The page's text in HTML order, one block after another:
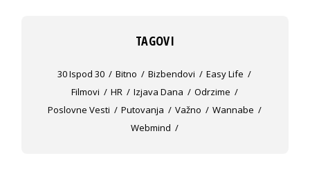
TAGOVI
30 Ispod 30 Bitno Bizbendovi
Easy Life
Filmovi
HR Izjava Dana
Odrzime
Poslovne Vesti
Putovanja Važno
Wannabe
Webmind